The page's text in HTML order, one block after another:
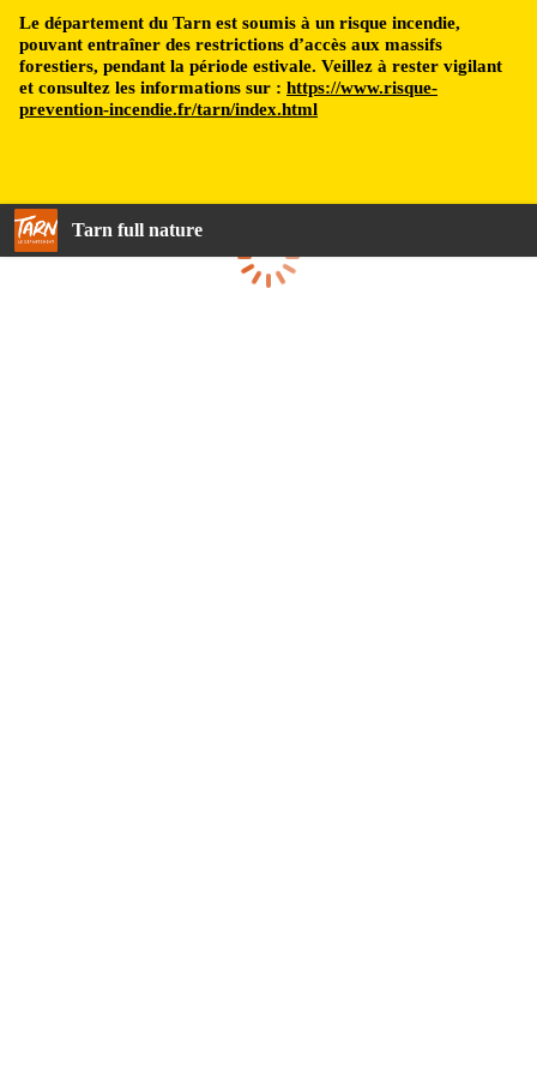
Le département du Tarn est soumis à un risque incendie,
pouvant entraîner des restrictions d’accès aux massifs
forestiers, pendant la période estivale. Veillez à rester vigilant
et consultez les informations sur : https://www.risque-
prevention-incendie.fr/tarn/index.html
Tarn full nature
Loading